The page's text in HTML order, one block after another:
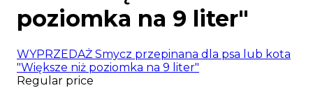
poziomka na 9 liter"
WYPRZEDAŻ Smycz przepinana dla psa lub kota
"Większe niż poziomka na 9 liter"
Regular price